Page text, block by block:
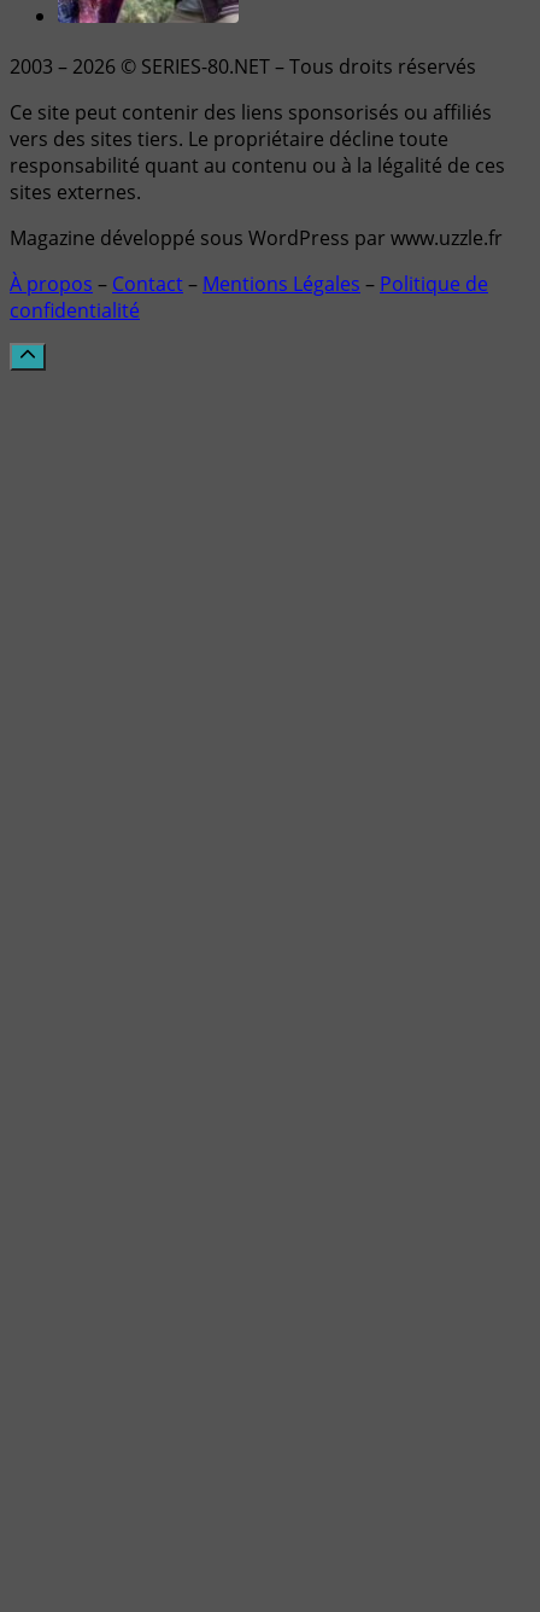
2003 – 2026 © SERIES-80.NET – Tous droits réservés
Ce site peut contenir des liens sponsorisés ou affiliés
vers des sites tiers. Le propriétaire décline toute
responsabilité quant au contenu ou à la légalité de ces
sites externes.
Magazine développé sous WordPress par www.uzzle.fr
À propos – Contact– Mentions Légales – Politique de
confidentialité